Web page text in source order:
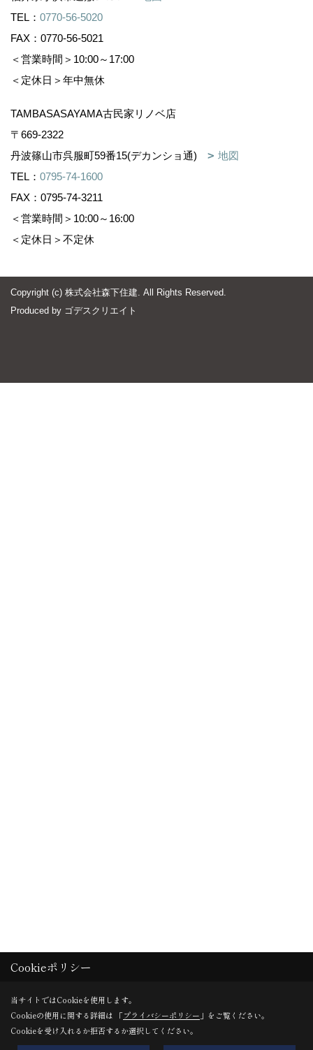
TEL： 0770-56-5020
FAX：0770-56-5021
＜営業時間＞10:00～17:00
＜定休日＞年中無休
TAMBASASAYAMA古民家リノベ店
〒669-2322
丹波篠山市呉服町59番15(デカンショ通)
地図
TEL： 0795-74-1600
FAX：0795-74-3211
＜営業時間＞10:00～16:00
＜定休日＞不定休
Copyright (c) 株式会社森下住建. All Rights Reserved.
Produced by ゴデスクリエイト
Cookieポリシー
当サイトではCookieを使用します。
Cookieの使用に関する詳細は 「プライバシーポリシー 」をご覧ください。
Cookieを受け入れるか拒否するか選択してください。